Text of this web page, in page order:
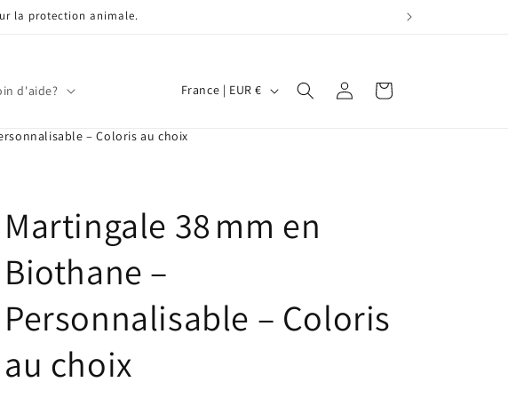
la protection animale.
d'aide?
y
r
i
o
France | EUR € Connexion Panier
– Coloris au choix
Martingale 38 mm en
Biothane –
Personnalisable – Coloris
au choix